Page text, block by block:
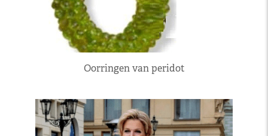
Oorringen van peridot